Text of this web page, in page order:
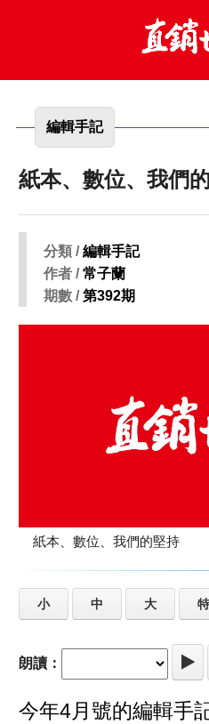
編輯手記
紙本、數位、我們
分類 /編輯手記
作者 /常子蘭
期數 /第392期
紙本、數位、我們的堅持
小 中 大 特
朗讀：
今年4月號的編輯手